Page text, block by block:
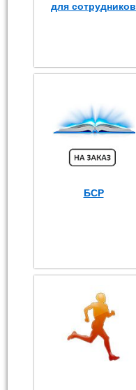
для сотрудников
БСР